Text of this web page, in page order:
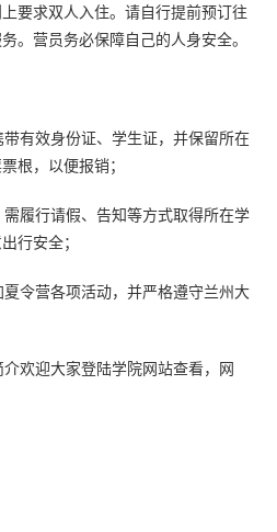
要求双人入住。请自行提前预订往
。营员务必保障自己的人身安全。
有效身份证、学生证，并保留所在
根，以便报销；
履行请假、告知等方式取得所在学
行安全；
令营各项活动，并严格遵守兰州大
欢迎大家登陆学院网站查看，网